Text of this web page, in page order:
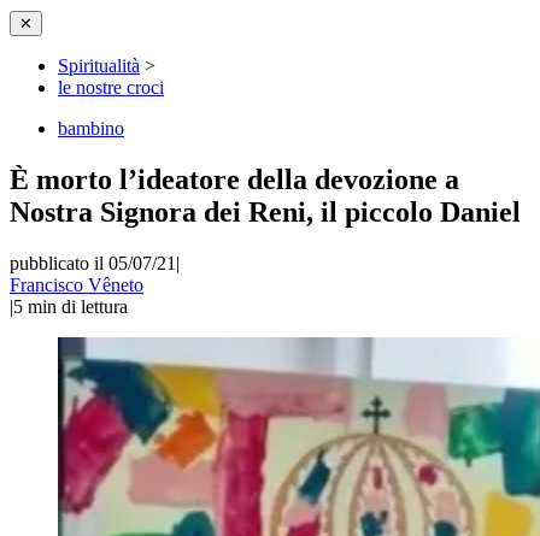
✕
Spiritualità >
le nostre croci
bambino
È morto l’ideatore della devozione a
Nostra Signora dei Reni, il piccolo Daniel
pubblicato il 05/07/21 |
Francisco Vêneto
|5 min di lettura